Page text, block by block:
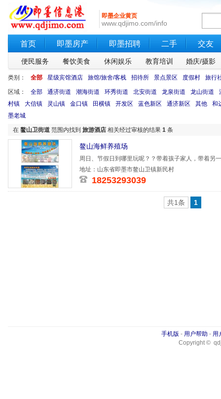
即墨企业黄页
www.qdjimo.com/info
首页 即墨房产 即墨招聘 二手 交友
便民服务 餐饮美食 休闲娱乐 教育培训 婚庆/摄影
类别： 全部 星级宾馆酒店 旅馆/旅舍/客栈 招待所 景点景区 度假村 旅行
区域： 全部 通济街道 潮海街道 环秀街道 北安街道 龙泉街道 龙山街道
村镇
大信镇 灵山镇 金口镇 田横镇 开发区 蓝色新区 通济新区 其他
和
墨老城
在 鳌山卫街道 范围内找到 旅游酒店 相关经过审核的结果 1 条
鳌山海鲜养殖场
周日、节假日到哪里玩呢？？带着孩子家人，带着另
洗一下海澡
地址：山东省即墨市鳌山卫镇新民村
18253293039
共1条 1
手机版 - 用户帮助 - 用
Copyright ©